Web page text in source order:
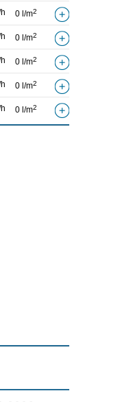
0 l/m2
0 l/m2
0 l/m2
0 l/m2
0 l/m2